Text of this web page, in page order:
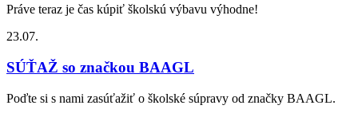
Práve teraz je čas kúpiť školskú výbavu výhodne!
23.07.
SÚŤAŽ so značkou BAAGL
Poďte si s nami zasúťažiť o školské súpravy od značky BAAGL.